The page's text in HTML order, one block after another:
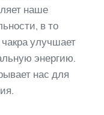
наше
в то
чакра улучшает
энергию.
нас для